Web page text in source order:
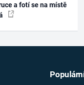
a fotí se na místě